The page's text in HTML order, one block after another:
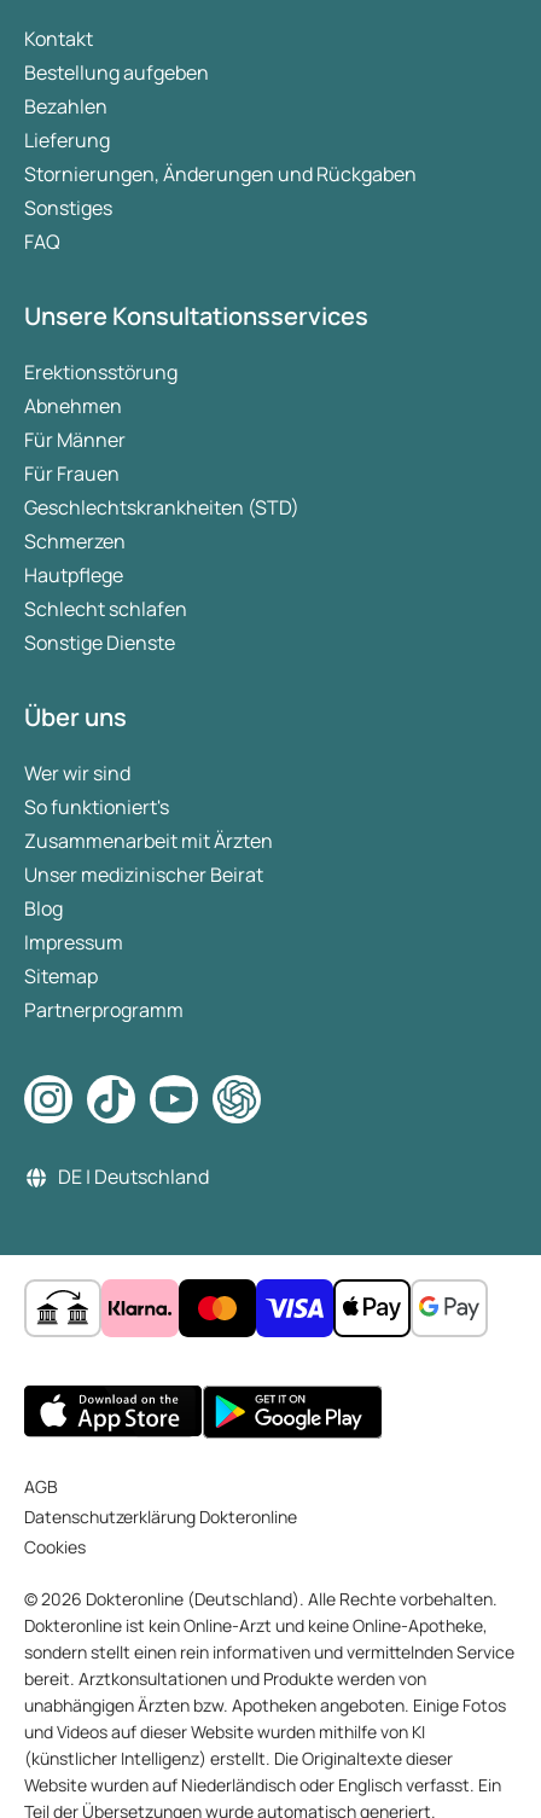
Kontakt
Bestellung aufgeben
Bezahlen
Lieferung
Stornierungen, Änderungen und Rückgaben
Sonstiges
FAQ
Unsere Konsultationsservices
Erektionsstörung
Abnehmen
Für Männer
Für Frauen
Geschlechtskrankheiten (STD)
Schmerzen
Hautpflege
Schlecht schlafen
Sonstige Dienste
Über uns
Wer wir sind
So funktioniert's
Zusammenarbeit mit Ärzten
Unser medizinischer Beirat
Blog
Impressum
Sitemap
Partnerprogramm
DE | Deutschland
AGB
Datenschutzerklärung Dokteronline
Cookies
© 2026 Dokteronline (Deutschland). Alle Rechte vorbehalten.
Dokteronline ist kein Online-Arzt und keine Online-Apotheke,
sondern stellt einen rein informativen und vermittelnden Service
bereit. Arztkonsultationen und Produkte werden von
unabhängigen Ärzten bzw. Apotheken angeboten. Einige Fotos
und Videos auf dieser Website wurden mithilfe von KI
(künstlicher Intelligenz) erstellt. Die Originaltexte dieser
Website wurden auf Niederländisch oder Englisch verfasst. Ein
Teil der Übersetzungen wurde automatisch generiert.